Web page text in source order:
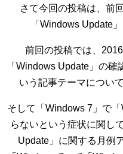
さて今回の投稿は、前
「Windows Update
前回の投稿では、
「Windows Update」の
いう記事テーマについ
そして「Windows 7」で
らないという症状に関し
Update」に関する月例